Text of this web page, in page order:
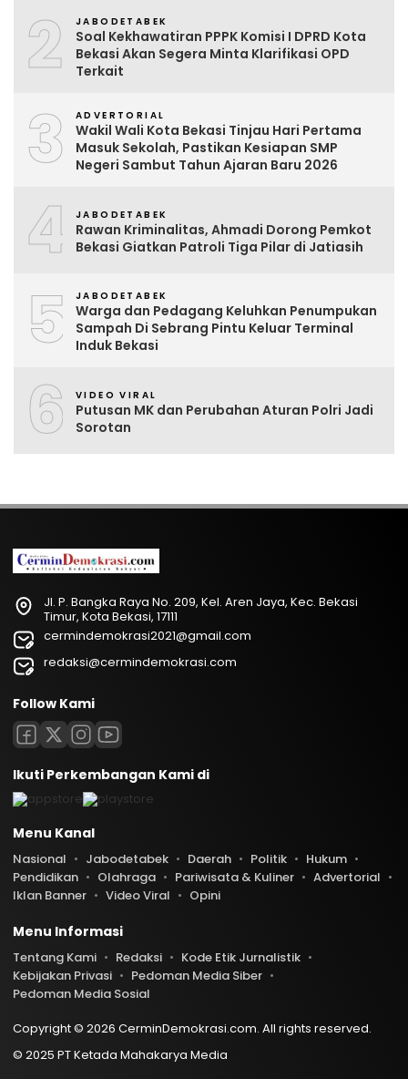
2 JABODETABEK
Soal Kekhawatiran PPPK Komisi I DPRD Kota
Bekasi Akan Segera Minta Klarifikasi OPD
Terkait
3 ADVERTORIAL
Wakil Wali Kota Bekasi Tinjau Hari Pertama
Masuk Sekolah, Pastikan Kesiapan SMP
Negeri Sambut Tahun Ajaran Baru 2026
4 JABODETABEK
Rawan Kriminalitas, Ahmadi Dorong Pemkot
Bekasi Giatkan Patroli Tiga Pilar di Jatiasih
5 JABODETABEK
Warga dan Pedagang Keluhkan Penumpukan
Sampah Di Sebrang Pintu Keluar Terminal
Induk Bekasi
6 VIDEO VIRAL
Putusan MK dan Perubahan Aturan Polri Jadi
Sorotan
Jl. P. Bangka Raya No. 209, Kel. Aren Jaya, Kec. Bekasi
Timur, Kota Bekasi, 17111
cermindemokrasi2021@gmail.com
redaksi@cermindemokrasi.com
Follow Kami
Ikuti Perkembangan Kami di
Menu Kanal
Nasional Jabodetabek Daerah Politik
Hukum
Pendidikan
Olahraga Pariwisata & Kuliner
Advertorial
Iklan Banner
Video Viral Opini
Menu Informasi
Tentang Kami Redaksi
Kode Etik Jurnalistik
Kebijakan Privasi
Pedoman Media Siber
Pedoman Media Sosial
Copyright © 2026 CerminDemokrasi.com. All rights reserved.
© 2025 PT Ketada Mahakarya Media